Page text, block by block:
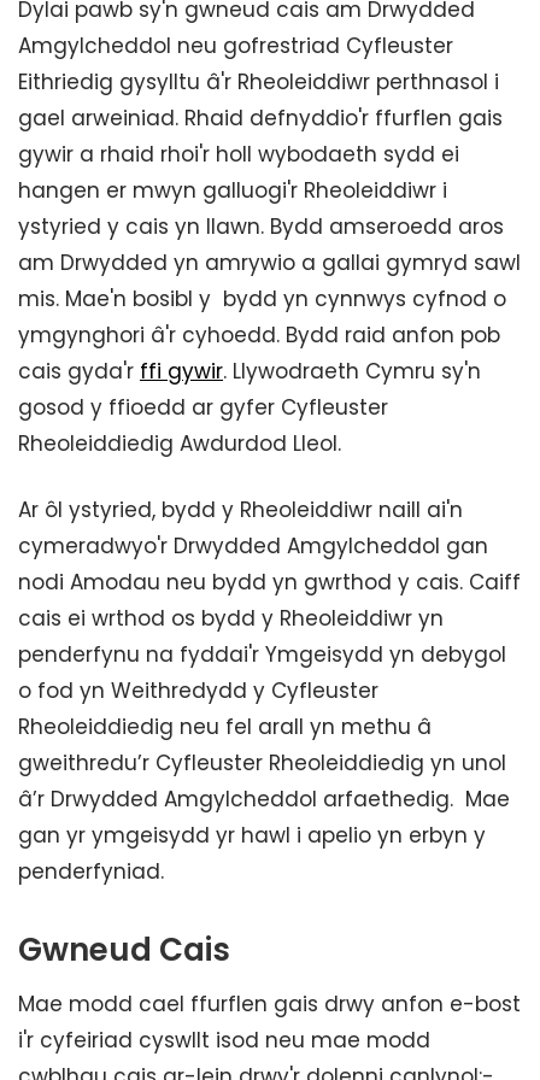
Dylai pawb sy'n gwneud cais am Drwydded
Amgylcheddol neu gofrestriad Cyfleuster
Eithriedig gysylltu â'r Rheoleiddiwr perthnasol i
gael arweiniad. Rhaid defnyddio'r ffurflen gais
gywir a rhaid rhoi'r holl wybodaeth sydd ei
hangen er mwyn galluogi'r Rheoleiddiwr i
ystyried y cais yn llawn. Bydd amseroedd aros
am Drwydded yn amrywio a gallai gymryd sawl
mis. Mae'n bosibl y bydd yn cynnwys cyfnod o
ymgynghori â'r cyhoedd. Bydd raid anfon pob
cais gyda'r ffi gywir. Llywodraeth Cymru sy'n
gosod y ffioedd ar gyfer Cyfleuster
Rheoleiddiedig Awdurdod Lleol.
Ar ôl ystyried, bydd y Rheoleiddiwr naill ai'n
cymeradwyo'r Drwydded Amgylcheddol gan
nodi Amodau neu bydd yn gwrthod y cais. Caiff
cais ei wrthod os bydd y Rheoleiddiwr yn
penderfynu na fyddai'r Ymgeisydd yn debygol
o fod yn Weithredydd y Cyfleuster
Rheoleiddiedig neu fel arall yn methu â
gweithredu’r Cyfleuster Rheoleiddiedig yn unol
â’r Drwydded Amgylcheddol arfaethedig. Mae
gan yr ymgeisydd yr hawl i apelio yn erbyn y
penderfyniad.
Gwneud Cais
Mae modd cael ffurflen gais drwy anfon e-bost
i'r cyfeiriad cyswllt isod neu mae modd